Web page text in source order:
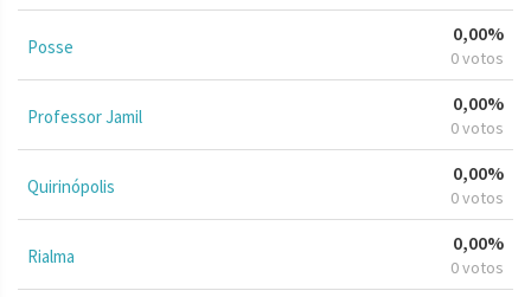
Posse
0,00%
0 votos
Professor Jamil
0,00%
0 votos
Quirinópolis
0,00%
0 votos
Rialma
0,00%
0 votos